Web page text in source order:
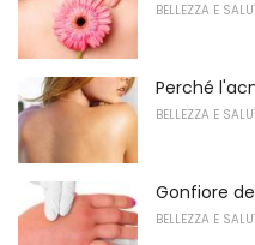
BELLEZZA E
Perché
BELLEZZA E
Gonfiore
BELLEZZA E